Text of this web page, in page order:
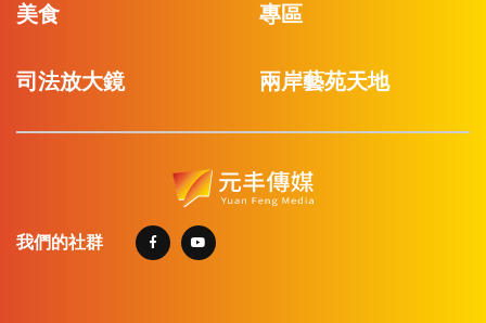
美食 專區
司法放大鏡 兩岸藝苑天地
我們的社群